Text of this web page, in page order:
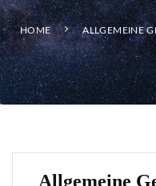
HOME ALLGEMEINE
Allgemeine